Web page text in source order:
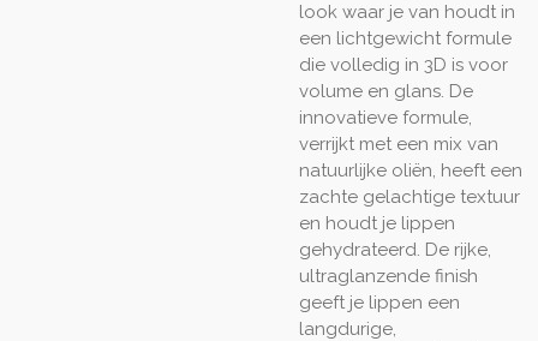
look waar je van houdt in
een lichtgewicht formule
die volledig in 3D is voor
volume en glans. De
innovatieve formule,
verrijkt met een mix van
natuurlijke oliën, heeft een
zachte gelachtige textuur
en houdt je lippen
gehydrateerd. De rijke,
ultraglanzende finish
geeft je lippen een
langdurige,